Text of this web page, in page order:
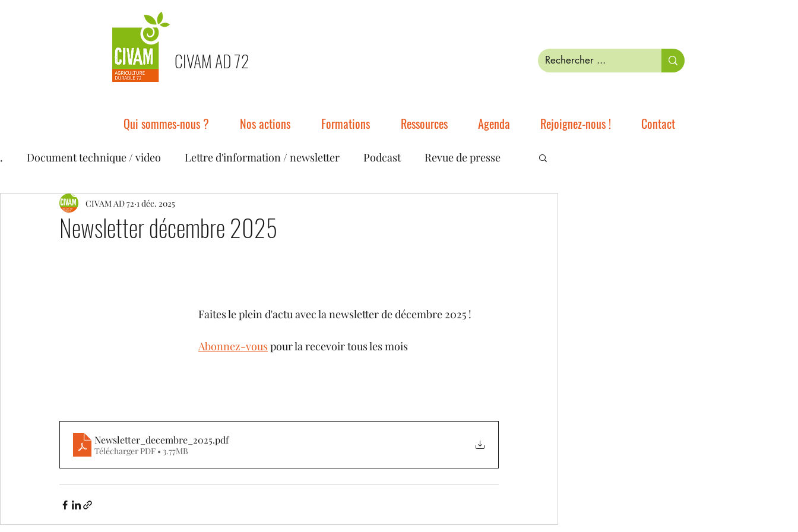
CIVAM AD 72
Qui sommes-nous ? Nos actions Formations Ressources Agenda Rejoignez-nous ! Contact
. Document technique / video Lettre d'information / newsletter Podcast Revue de presse
Trucs & astuces Rapport annuel
Newsletter décembre 2025
CIVAM AD 72 1 déc. 2025
Faites le plein d'actu avec la newsletter de décembre 2025 !
Abonnez-vous pour la recevoir tous les mois
Newsletter_decembre_2025.pdf
Télécharger PDF • 3.77MB